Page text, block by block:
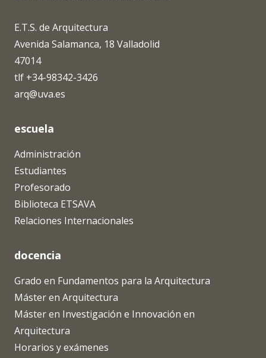
E.T.S. de Arquitectura
Avenida Salamanca, 18 Valladolid
47014
tlf +34-98342-3426
arq@uva.es
escuela
Administración
Estudiantes
Profesorado
Biblioteca ETSAVA
Relaciones Internacionales
docencia
Grado en Fundamentos para la Arquitectura
Máster en Arquitectura
Máster en Investigación e Innovación en
Arquitectura
Horarios y exámenes